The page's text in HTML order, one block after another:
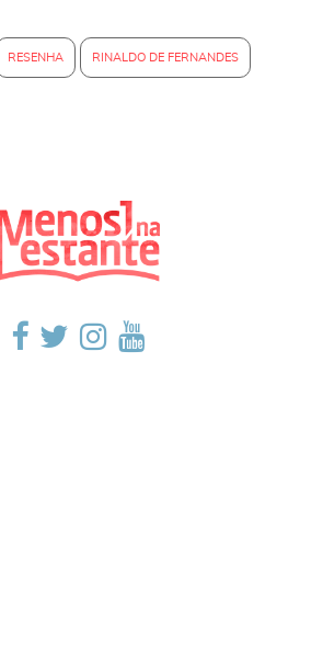
RESENHA RINALDO DE FERNANDES